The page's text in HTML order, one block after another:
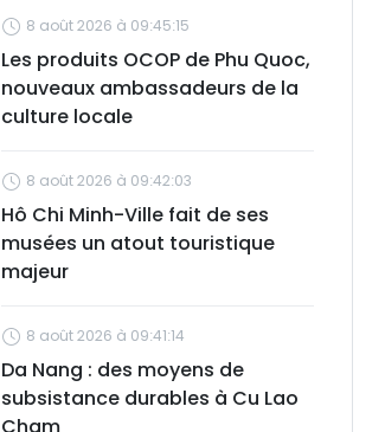
8 août 2026 à 09:45:15
Les produits OCOP de Phu Quoc,
nouveaux ambassadeurs de la
culture locale
8 août 2026 à 09:42:03
Hô Chi Minh-Ville fait de ses
musées un atout touristique
majeur
8 août 2026 à 09:41:14
Da Nang : des moyens de
subsistance durables à Cu Lao